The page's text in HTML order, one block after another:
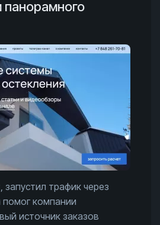
панорамного
запустил трафик через
компании
источник заказов